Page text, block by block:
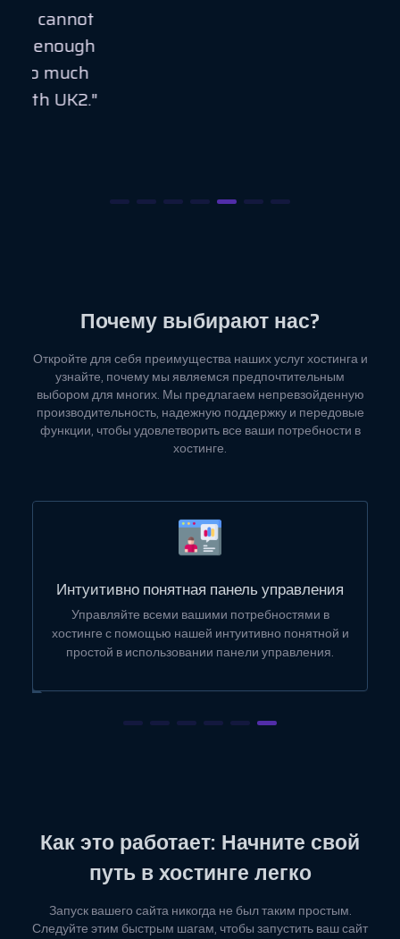
Почему выбирают нас?
Откройте для себя преимущества наших услуг хостинга и
узнайте, почему мы являемся предпочтительным
выбором для многих. Мы предлагаем непревзойденную
производительность, надежную поддержку и передовые
функции, чтобы удовлетворить все ваши потребности в
хостинге.
Интуитивно понятная панель управления
Управляйте всеми вашими потребностями в
хостинге с помощью нашей интуитивно понятной и
простой в использовании панели управления.
Какэто работает: Начните свой
путь в хостинге легко
Запуск вашего сайта никогда не был таким простым.
Следуйте этим быстрым шагам, чтобы запустить ваш сайт